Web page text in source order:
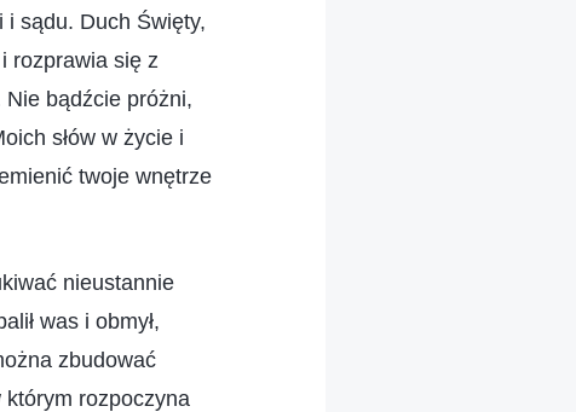
i sądu. Duch Święty,
rozprawia się z
bądźcie próżni,
słów w życie i
twoje wnętrze
nieustannie
was i obmył,
zbudować
którym rozpoczyna